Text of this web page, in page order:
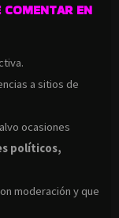
COMENTAR EN
a sitios de
ocasiones
políticos,
moderación y que